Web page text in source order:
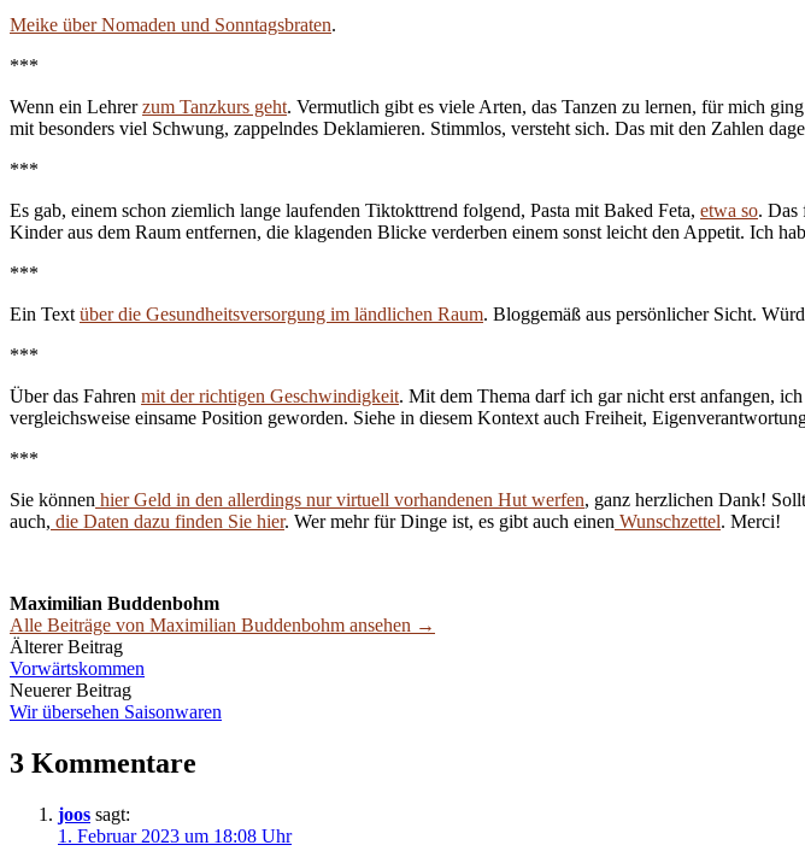
Meike über Nomaden und Sonntagsbraten.
***
Wenn ein Lehrerzum Tanzkurs geht. Vermutlich gibt es viele Arten, das Tanzen zu lernen, für mich
mit besonders viel Schwung, zappelndes Deklamieren. Stimmlos, versteht sich. Das mit den Zahlen
***
Es gab, einem schon ziemlich lange laufenden Tiktokttrend folgend, Pasta mit Baked Feta, etwa so. Das
Kinder aus dem Raum entfernen, die klagenden Blicke verderben einem sonst leicht den Appetit. Ich
***
Ein Text über die Gesundheitsversorgung im ländlichen Raum. Bloggemäß aus persönlicher Sicht.
***
Über das Fahren mit der richtigen Geschwindigkeit. Mit dem Thema darf ich gar nicht erst anfangen,
vergleichsweise einsame Position geworden. Siehe in diesem Kontext auch Freiheit,
***
Sie können hier Geld in den allerdings nur virtuell vorhandenen Hut werfen, ganz herzlichen Dank!
auch, die Daten dazu finden Sie hier. Wer mehr für Dinge ist, es gibt auch einen Wunschzettel. Merci!
Maximilian Buddenbohm
Alle Beiträge von Maximilian Buddenbohm ansehen →
Beitrags-
Navigation
Älterer Beitrag
Vorwärtskommen
Neuerer Beitrag
Wir übersehen Saisonwaren
3 Kommentare
joos sagt:
1. Februar 2023 um 18:08 Uhr